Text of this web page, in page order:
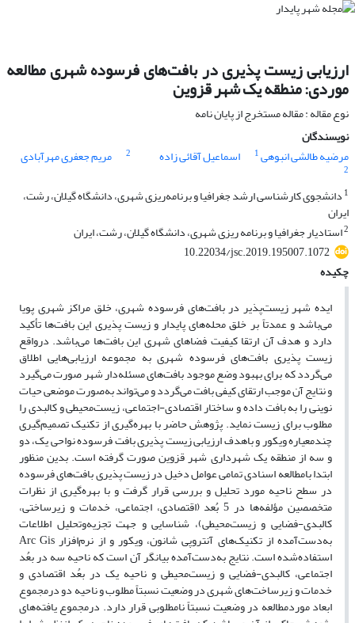
ارزیابی زیست پذیری در بافت‌های فرسوده شهری مطالعه
موردی: منطقه یک شهر قزوین
نوع مقاله : مقاله مستخرج از پایان نامه
نویسندگان
مرضیه طالشی انبوهی1 اسماعیل آقائی زاده 2 مریم جعفری مهرآبادی
2
1 دانشجوی کارشناسی ارشد جغرافیا و برنامه‌ریزی شهری، دانشگاه گیلان، رشت،
ایران
2استادیار جغرافیا و برنامه ریزی شهری، دانشگاه گیلان، رشت، ایران
10.22034/jsc.2019.195007.1072
چکیده
ایده شهر زیست‌پذیر در بافت‌های فرسوده شهری، خلق مراکز شهری پویا
می‌باشد و عمدتاً بر خلق محله‌های پایدار و زیست پذیری این بافت‌ها تأکید
دارد و هدف آن ارتقا کیفیت فضاهای شهری این بافت‌ها می‌باشد. درواقع
زیست پذیری بافت‌های فرسوده شهری به مجموعه ارزیابی‌هایی اطلاق
می‌گردد که برای بهبود وضع موجود بافت‌های مسئله‌دار شهر صورت می‌گیرد
و نتایج آن موجب ارتقای کیفی بافت می‌گردد و می‌تواند به‌صورت موضعی حیات
نوینی را به بافت داده و ساختار اقتصادی-اجتماعی، زیست‌محیطی و کالبدی را
مطلوب برای زیست نماید. پژوهش حاضر با بهره‌گیری از تکنیک تصمیم‌گیری
چندمعیاره ویکور و باهدف ارزیابی زیست پذیری بافت فرسوده نواحی یک، دو
و سه از منطقه یک شهرداری شهر قزوین صورت گرفته است. بدین منظور
ابتدا بامطالعه اسنادی تمامی عوامل دخیل در زیست پذیری بافت‌های فرسوده
در سطح ناحیه مورد تحلیل و بررسی قرار گرفت و با بهره‌گیری از نظرات
متخصصین مؤلفه‌ها در 5 بُعد (اقتصادی، اجتماعی، خدمات و زیرساختی،
کالبدی-فضایی و زیست‌محیطی)، شناسایی و جهت تجزیه‌وتحلیل اطلاعات
به‌دست‌آمده از تکنیک‌های آنتروپی شانون، ویکور و از نرم‌افزار Arc Gis
استفاده‌شده است. نتایج به‌دست‌آمده بیانگر آن است که ناحیه سه در بعُد
اجتماعی، کالبدی-فضایی و زیست‌محیطی و ناحیه یک در بعُد اقتصادی و
خدمات و زیرساخت‌های شهری در وضعیت نسبتاً مطلوب و ناحیه دو درمجموع
ابعاد موردمطالعه در وضعیت نسبتاً نامطلوبی قرار دارد. درمجموع یافته‌های